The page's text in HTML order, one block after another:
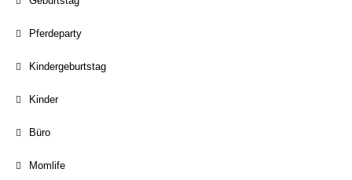
Pferdeparty
Kindergeburtstag
Kinder
Büro
Momlife